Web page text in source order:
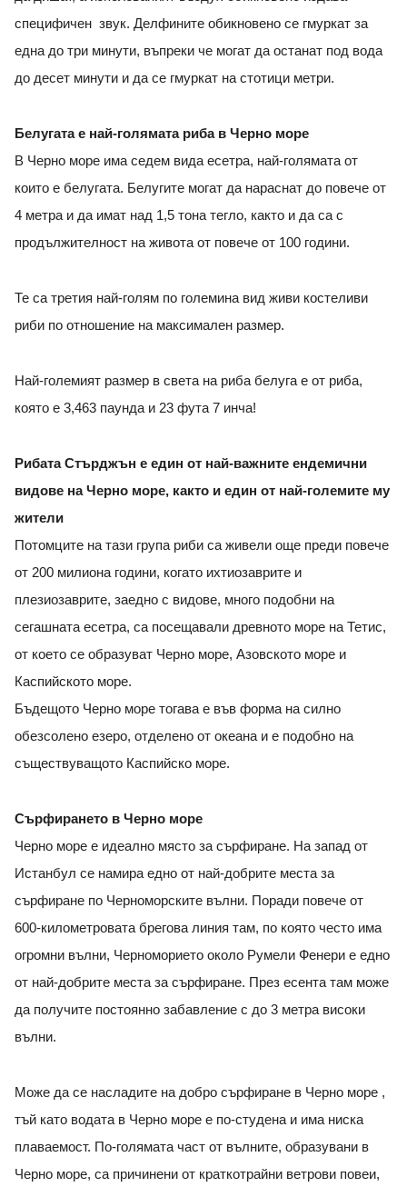
специфичен звук. Делфините обикновено се гмуркат за
една до три минути, въпреки че могат да останат под вода
до десет минути и да се гмуркат на стотици метри.
Белугата е най-голямата риба в Черно море
В Черно море има седем вида есетра, най-голямата от
които е белугата. Белугите могат да нараснат до повече от
4 метра и да имат над 1,5 тона тегло, както и да са с
продължителност на живота от повече от 100 години.
Те са третия най-голям по големина вид живи костеливи
риби по отношение на максимален размер.
Най-големият размер в света на риба белуга е от риба,
която е 3,463 паунда и 23 фута 7 инча!
Рибата Стърджън е един от най-важните ендемични
видове на Черно море, както и един от най-големите му
жители
Потомците на тази група риби са живели още преди повече
от 200 милиона години, когато ихтиозаврите и
плезиозаврите, заедно с видове, много подобни на
сегашната есетра, са посещавали древното море на Тетис,
от което се образуват Черно море, Азовското море и
Каспийското море.
Бъдещото Черно море тогава е във форма на силно
обезсолено езеро, отделено от океана и е подобно на
съществуващото Каспийско море.
Сърфирането в Черно море
Черно море е идеално място за сърфиране. На запад от
Истанбул се намира едно от най-добрите места за
сърфиране по Черноморските вълни. Поради повече от
600-километровата брегова линия там, по която често има
огромни вълни, Черноморието около Румели Фенери е едно
от най-добрите места за сърфиране. През есента там може
да получите постоянно забавление с до 3 метра високи
вълни.
Може да се насладите на добро сърфиране в Черно море ,
тъй като водата в Черно море е по-студена и има ниска
плаваемост. По-голямата част от вълните, образувани в
Черно море, са причинени от краткотрайни ветрови повеи,